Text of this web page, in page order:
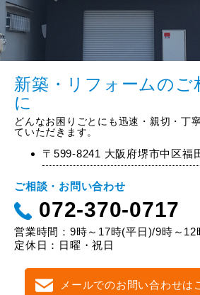
新築・リフォームのご
に
どんなお困りごとにも迅速・親切・丁
ていただきます。
〒599-8241 大阪府堺市中区福
ご相談・お問い合わせ
072-370-0717
営業時間：9時～17時(平日)/9時～12
定休日：日曜・祝日
メールでのお問い合わせは